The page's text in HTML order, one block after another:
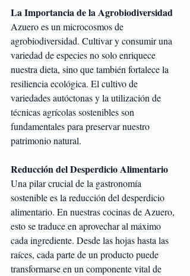
La Importancia de la Agrobiodiversidad
Azuero es un microcosmos de
agrobiodiversidad. Cultivar y consumir una
variedad de especies no solo enriquece
nuestra dieta, sino que también fortalece la
resiliencia ecológica. El cultivo de
variedades autóctonas y la utilización de
técnicas agrícolas sostenibles son
fundamentales para preservar nuestro
patrimonio natural.
Reducción del Desperdicio Alimentario
Una pilar crucial de la gastronomía
sostenible es la reducción del desperdicio
alimentario. En nuestras cocinas de Azuero,
esto se traduce en aprovechar al máximo
cada ingrediente. Desde las hojas hasta las
raíces, cada parte de un producto puede
transformarse en un componente vital de